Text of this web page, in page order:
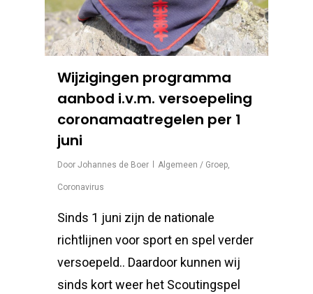
Wijzigingen programma
aanbod i.v.m. versoepeling
coronamaatregelen per 1
juni
Door Johannes de Boer Algemeen / Groep,
Coronavirus
Sinds 1 juni zijn de nationale
richtlijnen voor sport en spel verder
versoepeld.. Daardoor kunnen wij
sinds kort weer het Scoutingspel